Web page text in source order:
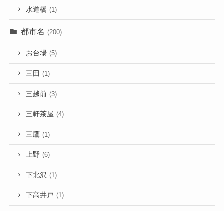
水道橋 (1)
都市名 (200)
お台場 (5)
三田 (1)
三越前 (3)
三軒茶屋 (4)
三鷹 (1)
上野 (6)
下北沢 (1)
下高井戸 (1)